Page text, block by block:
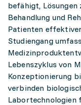
befähigt, Lösungen
Behandlung und
Patienten
Studiengang
Lebenszyklus von
Konzeptionierung
verbinden
Labortechnologien